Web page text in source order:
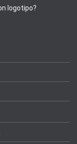
logotipo?